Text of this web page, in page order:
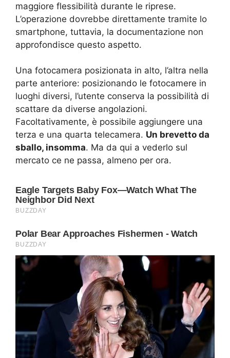
maggiore flessibilità durante le riprese.
L’operazione dovrebbe direttamente tramite lo
smartphone, tuttavia, la documentazione non
approfondisce questo aspetto.
Una fotocamera posizionata in alto, l’altra nella
parte anteriore: posizionando le fotocamere in
luoghi diversi, l’utente conserva la possibilità di
scattare da diverse angolazioni.
Facoltativamente, è possibile aggiungere una
terza e una quarta telecamera. Un brevetto da
sballo, insomma. Ma da qui a vederlo sul
mercato ce ne passa, almeno per ora.